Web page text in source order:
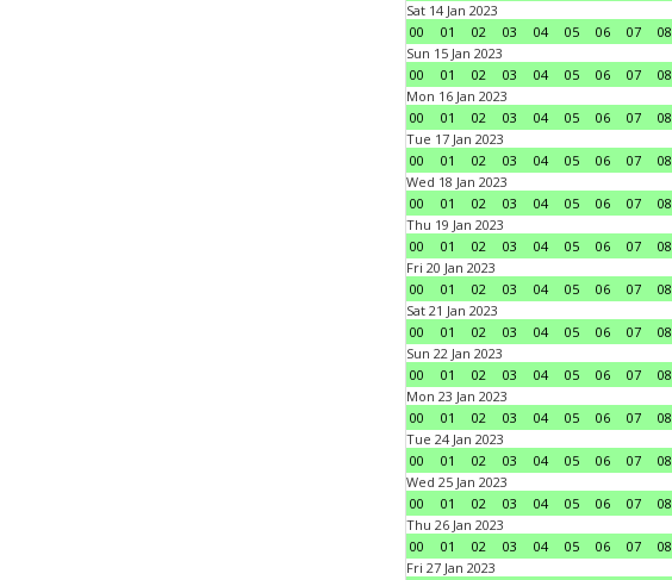
Sat 14 Jan 2023
00
01 02 03 04 05 06 07 08
Sun 15 Jan 2023
00
01 02 03 04 05 06 07 08
Mon 16 Jan 2023
00
01 02 03 04 05 06 07 08
Tue 17 Jan 2023
00
01 02 03 04 05 06 07 08
Wed 18 Jan 2023
00
01 02 03 04 05 06 07 08
Thu 19 Jan 2023
00
01 02 03 04 05 06 07 08
Fri 20 Jan 2023
00
01 02 03 04 05 06 07 08
Sat 21 Jan 2023
00
01 02 03 04 05 06 07 08
Sun 22 Jan 2023
00
01 02 03 04 05 06 07 08
Mon 23 Jan 2023
00
01 02 03 04 05 06 07 08
Tue 24 Jan 2023
00
01 02 03 04 05 06 07 08
Wed 25 Jan 2023
00
01 02 03 04 05 06 07 08
Thu 26 Jan 2023
00
01 02 03 04 05 06 07 08
Fri 27 Jan 2023